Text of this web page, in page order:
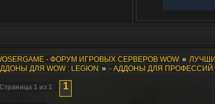
- ФОРУМ ИГРОВЫХ СЕРВЕРОВ WOW »
ДЛЯ WOW : LEGION » - АДДОНЫ ДЛЯ ПРОФЕССИЙ
Страница 1 из 1 1